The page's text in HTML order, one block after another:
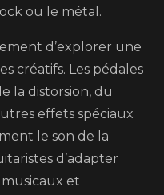
ou le métal.
d’explorer une
créatifs. Les pédales
la distorsion, du
effets spéciaux
le son de la
d’adapter
et